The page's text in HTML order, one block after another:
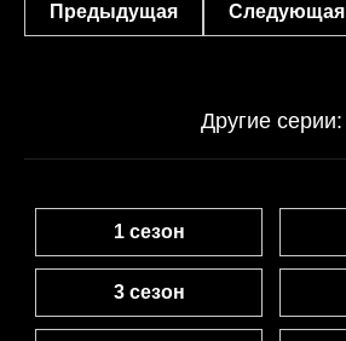
Предыдущая Следующая
Другие серии:
1 сезон
3 сезон